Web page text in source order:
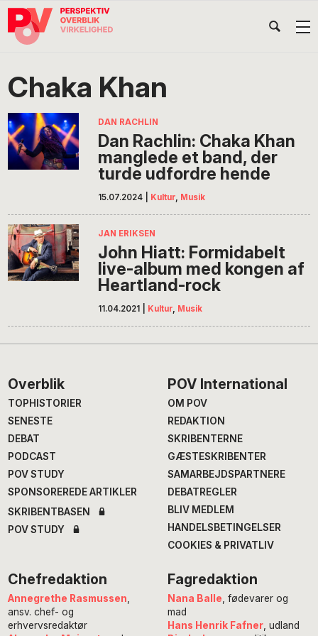
Gå
direkte
navigation
Skip
indhold
Gå
direkte
POV
International
Chaka Khan
DAN RACHLIN
Dan Rachlin: Chaka Khan
manglede et band, der
turde udfordre hende
15.07.2024 Kultur, Musik
JAN ERIKSEN
John Hiatt: Formidabelt
live-album med kongen af
Heartland-rock
11.04.2021 Kultur, Musik
Footer
Overblik
TOPHISTORIER
SENESTE
DEBAT
PODCAST
POV STUDY
SPONSOREREDE ARTIKLER
SKRIBENTBASEN
POV STUDY
POV International
OM POV
REDAKTION
SKRIBENTERNE
GÆSTESKRIBENTER
SAMARBEJDSPARTNERE
DEBATREGLER
BLIV MEDLEM
HANDELSBETINGELSER
COOKIES & PRIVATLIV
Chefredaktion
Annegrethe Rasmussen,
ansv. chef- og
erhvervsredaktør
Fagredaktion
Nana Balle, fødevarer og
mad
Hans Henrik Fafner, udland